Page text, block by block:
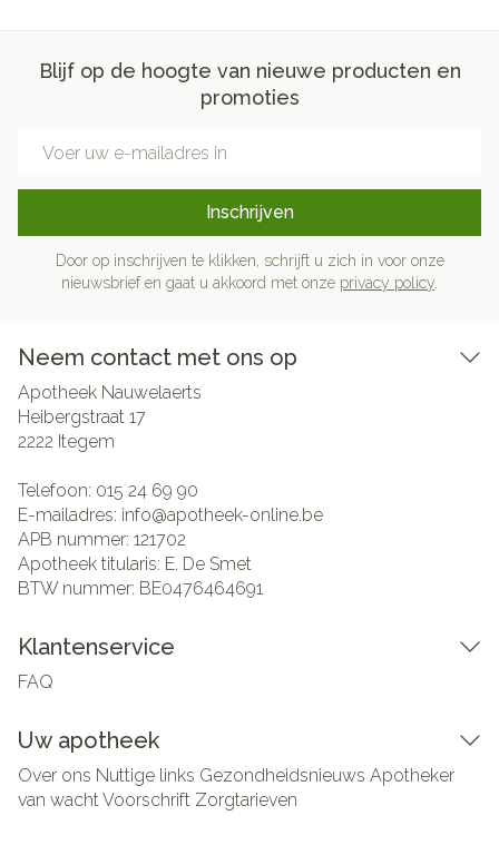
Blijf op de hoogte van nieuwe producten en
promoties
Inschrijven
Door op inschrijven te klikken, schrijft u zich in voor onze
nieuwsbrief en gaat u akkoord met onze privacy policy
Neem contact met ons op
Apotheek Nauwelaerts
Heibergstraat 17
2222 Itegem
Telefoon: 015 24 69 90
E-mailadres: info@apotheek-online.be
APB nummer: 121702
Apotheek titularis: E. De Smet
BTW nummer: BE0476464691
Klantenservice
FAQ
Uw apotheek
Over ons Nuttige links Gezondheidsnieuws Apotheker
van wachtVoorschrift Zorgtarieven